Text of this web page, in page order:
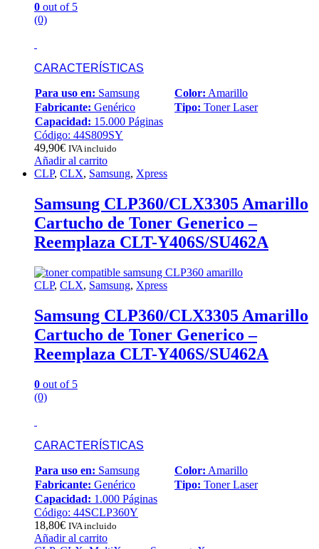
0 out of 5
(0)
CARACTERÍSTICAS
Para uso en: Samsung Color: Amarillo
Fabricante: Genérico Tipo: Toner Laser
Capacidad: 15.000 Páginas
Código: 44S809SY
49,90€ IVA incluido
Añadir al carrito
CLP, CLX, Samsung, Xpress
Samsung CLP360/CLX3305 Amarillo
Cartucho de Toner Generico –
Reemplaza CLT-Y406S/SU462A
CLP, CLX, Samsung, Xpress
Samsung CLP360/CLX3305 Amarillo
Cartucho de Toner Generico –
Reemplaza CLT-Y406S/SU462A
0 out of 5
(0)
CARACTERÍSTICAS
Para uso en: Samsung Color: Amarillo
Fabricante: Genérico Tipo: Toner Laser
Capacidad: 1.000 Páginas
Código: 44SCLP360Y
18,80€ IVA incluido
Añadir al carrito